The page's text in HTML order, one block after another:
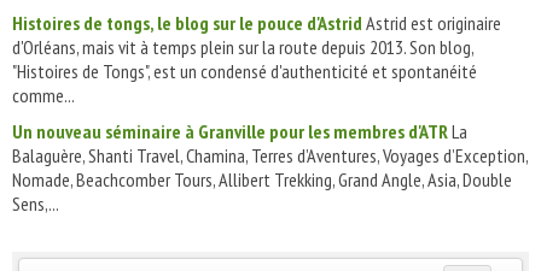
Histoires de tongs, le blog sur le pouce d'Astrid Astrid est originaire
d'Orléans, mais vit à temps plein sur la route depuis 2013. Son blog,
"Histoires de Tongs", est un condensé d'authenticité et spontanéité
comme...
Un nouveau séminaire à Granville pour les membres d'ATRLa
Balaguère, Shanti Travel, Chamina, Terres d’Aventures, Voyages d’Exception,
Nomade, Beachcomber Tours, Allibert Trekking, Grand Angle, Asia, Double
Sens,...